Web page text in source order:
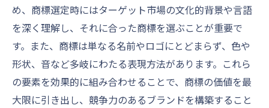
め、商標選定時にはターゲット市場の文化的背景や言語
を深く理解し、それに合った商標を選ぶことが重要で
す。また、商標は単なる名前やロゴにとどまらず、色や
形状、音など多岐にわたる表現方法があります。これら
の要素を効果的に組み合わせることで、商標の価値を最
大限に引き出し、競争力のあるブランドを構築すること